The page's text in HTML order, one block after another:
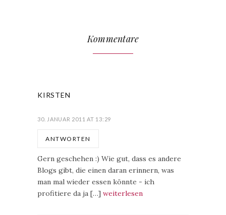
Kommentare
KIRSTEN
30. JANUAR 2011 AT 13:29
ANTWORTEN
Gern geschehen :) Wie gut, dass es andere
Blogs gibt, die einen daran erinnern, was
man mal wieder essen könnte - ich
profitiere da ja […] weiterlesen